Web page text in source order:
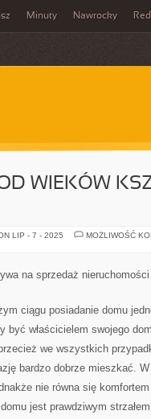
Minuty Nawrocky
WIEKÓW
LIP - 7 - 2025
MOŻLIWOŚĆ
na sprzedaż nieruchomości
ciągu posiadanie domu
być właścicielem swojego
we wszystkich
bardzo dobrze mieszkać.
nie równa się
jest prawdziwym